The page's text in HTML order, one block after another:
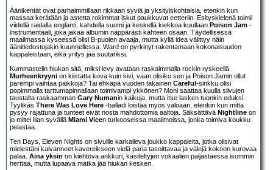
Äänikentät ovat parhaimmillaan rikkaan syviä ja yksityiskohtaisia, etenkin kun
massaa kerätään ja astetta rokimmat iskut paukkuvat eetteriin. Esityskielenä toimii
viidellä raidalla englanti, kahdella suomi ja keskellä kiekkoa kuullaan Poison Jam -
instrumentaali, joka jakaa albumin näppärästi kahteen osaan. Täydellisessä
maailmassa kyseessä olisi B-puolen avaaja, mutta kyllä idea välittyy näin
äänitiedostojakin kuunnellessa. Ward on pyrkinyt rakentamaan kokonaisuuden
kappaleistaan, eikä yritys jää suutariksi.
Kummastelin hiukan sitä, miksi levy avataan raskaimmalla rockin ryskeellä.
Murheenkryyni on kiistatta kova kuin kivi, vaan olisiko sen ja Poison Jamin ollut
parempi vaihtaa paikkoja? Tai ehkäpä vuoden takainen Careful-sinkku olisi
popimmalla tarttumapinnallaan toimivampi ykkönen? Moni saattaa kuulla siivujen
taustalta raskaamman Gary Numanin kaikuja, mutta itse lasken tuonkin eduksi.
Tyylikäs There Was Love Here -balladi loistaa myös valoaan, etenkin kun mitta
pysyy rajattuna ja tunteet eivät nosta mahdottomia aaltoja. Säksättävä Nightline on
jo miltei liian syvällä Miami Vicen turkooseissa maailmoissa, jonka toimiva koukku
pelastaa.
Ten Days, Eleven Nights on sivuille karkaileva joukko kappaleita, jotka olisivat
mielestäni kaivanneet kavereikseen vielä paria tasoittavaa ja välejä kokoon kurovaa
palaa. Aina yksin on kiehtova ankkuri, käsiteltyjen vokaalien paljastaessa isommin
herttaa, mutta lupaava matka jää hiukan kesken.